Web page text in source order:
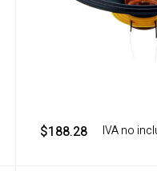
$188.28 IVA no